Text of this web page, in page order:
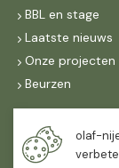
BBL en stage
Laatste nieuws
Onze projecten
Beurzen
Maandag t/m
07:30- 16:30
olaf-